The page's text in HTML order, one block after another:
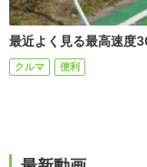
最近よく見る最高速度
クルマ 便利